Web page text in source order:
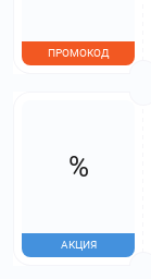
ПРОМОКОД
%
АКЦИЯ